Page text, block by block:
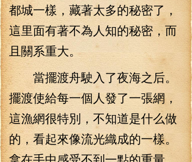
都城一樣，藏著太多的秘密了，
這里面有著不為人知的秘密，而
且關系重大。
當擺渡舟駛入了夜海之后。
擺渡使給每一個人發了一張網，
這漁網很特別，不知道是什么做
的，看起來像流光織成的一樣。